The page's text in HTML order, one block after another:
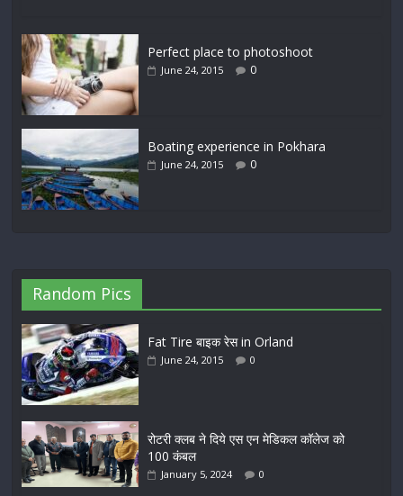
Perfect place to photoshoot
June 24, 2015 0
Boating experience in Pokhara
June 24, 2015 0
Random Pics
Fat Tire बाइक रेस in Orland
June 24, 2015 0
रोटरी क्लब ने दिये एस एन मेडिकल कॉलेज को
100 कंबल
January 5, 2024 0